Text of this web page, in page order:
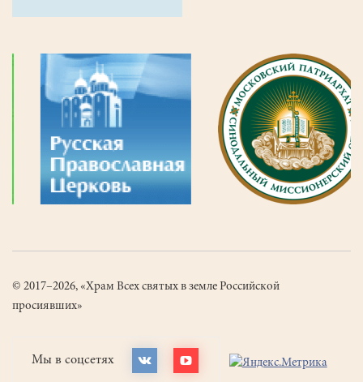
© 2017–2026, «Храм Всех святых в земле Российской
просиявших»
Мы в соцсетях